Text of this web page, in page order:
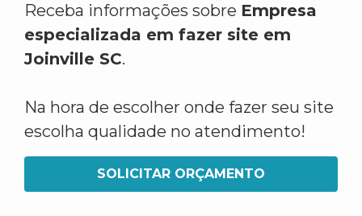
Receba informações sobre Empresa
especializada em fazer site em
Joinville SC.
Na hora de escolher onde fazer seu site
escolha qualidade no atendimento!
SOLICITAR ORÇAMENTO